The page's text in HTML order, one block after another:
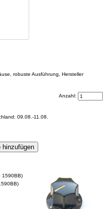
robuste Ausführung, Hersteller
Anzahl:
09.08.-11.08.
hinzufügen